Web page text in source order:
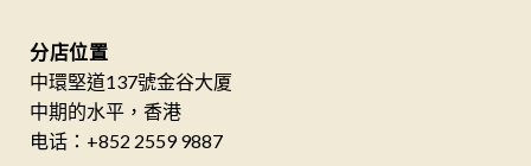
分店位置
中環堅道137號金谷大厦
中期的水平，香港
电话：+852 2559 9887